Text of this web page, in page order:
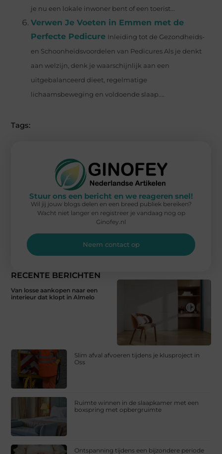
je nu een lokale inwoner bent of een toerist...
Verwen Je Voeten in Emmen met de
Perfecte Pedicure Inleiding tot de Gezondheids-
en Schoonheidsvoordelen van Pedicures Als je denkt
aan welzijn, denk je waarschijnlijk aan een
uitgebalanceerd dieet, regelmatige
lichaamsbeweging en voldoende slaap....
Tags:
RECENTE BERICHTEN
Van losse aankopen naar een
interieur dat klopt in Almelo
Slim afval afvoeren tijdens je klusproject in
Oss
Ruimte winnen in de slaapkamer met een
boxspring met opbergruimte
Ontspanning tijdens een bijzondere periode
Stuur ons een bericht en we reageren snel!
Wil jij jouw blogs delen en een breed publiek bereiken?
Wacht niet langer en registreer je vandaag nog op
Ginofey.nl
Neem contact op